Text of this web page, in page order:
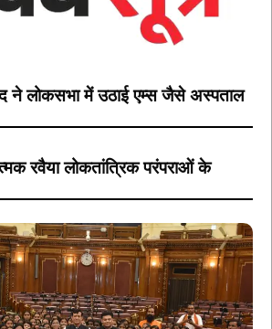
ने लोकसभा में उठाई एम्स जैसे अस्पताल
रवैया लोकतांत्रिक परंपराओं के